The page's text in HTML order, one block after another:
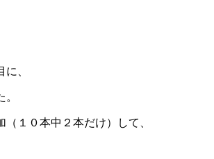
、
１０本中２本だけ）して、